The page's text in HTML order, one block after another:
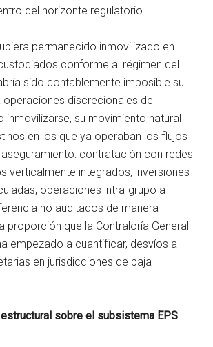
del horizonte regulatorio.
permanecido inmovilizado en
conforme al régimen del
sido contablemente imposible su
operaciones discrecionales del
inmovilizarse, su movimiento natural
en los que ya operaban los flujos
contratación con redes
verticalmente integrados, inversiones
operaciones intra-grupo a
no auditados de manera
proporción que la Contraloría General
empezado a cuantificar, desvíos a
en jurisdicciones de baja
sobre el subsistema EPS